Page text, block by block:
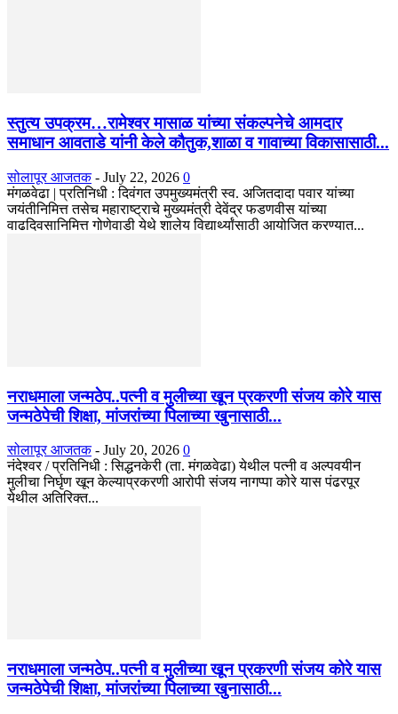
स्तुत्य उपक्रम…रामेश्वर मासाळ यांच्या संकल्पनेचे आमदार
समाधान आवताडे यांनी केले कौतुक,शाळा व गावाच्या विकासासाठी...
सोलापूर आजतक - July 22, 2026 0
मंगळवेढा | प्रतिनिधी : दिवंगत उपमुख्यमंत्री स्व. अजितदादा पवार यांच्या
जयंतीनिमित्त तसेच महाराष्ट्राचे मुख्यमंत्री देवेंद्र फडणवीस यांच्या
वाढदिवसानिमित्त गोणेवाडी येथे शालेय विद्यार्थ्यांसाठी आयोजित करण्यात...
नराधमाला जन्मठेप..पत्नी व मुलीच्या खून प्रकरणी संजय कोरे यास
जन्मठेपेची शिक्षा, मांजरांच्या पिलाच्या खुनासाठी...
सोलापूर आजतक - July 20, 2026 0
नंदेश्वर / प्रतिनिधी : सिद्धनकेरी (ता. मंगळवेढा) येथील पत्नी व अल्पवयीन
मुलीचा निर्घृण खून केल्याप्रकरणी आरोपी संजय नागप्पा कोरे यास पंढरपूर
येथील अतिरिक्त...
नराधमाला जन्मठेप..पत्नी व मुलीच्या खून प्रकरणी संजय कोरे यास
जन्मठेपेची शिक्षा, मांजरांच्या पिलाच्या खुनासाठी...